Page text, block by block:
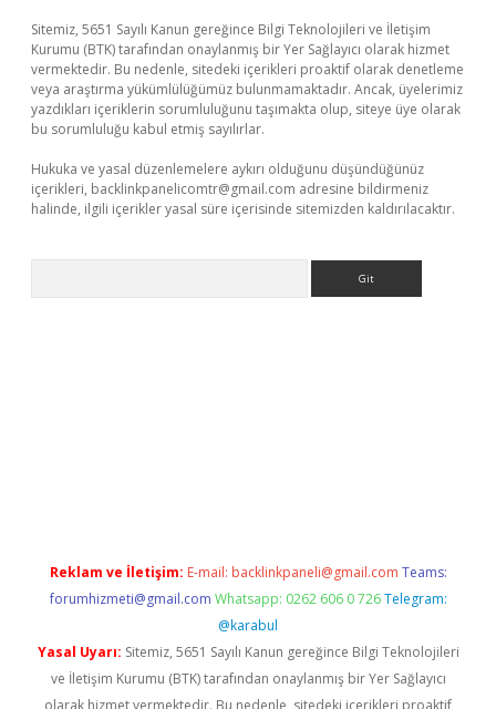
Sitemiz, 5651 Sayılı Kanun gereğince Bilgi Teknolojileri ve İletişim
Kurumu (BTK) tarafından onaylanmış bir Yer Sağlayıcı olarak hizmet
vermektedir. Bu nedenle, sitedeki içerikleri proaktif olarak denetleme
veya araştırma yükümlülüğümüz bulunmamaktadır. Ancak, üyelerimiz
yazdıkları içeriklerin sorumluluğunu taşımakta olup, siteye üye olarak
bu sorumluluğu kabul etmiş sayılırlar.
Hukuka ve yasal düzenlemelere aykırı olduğunu düşündüğünüz
içerikleri, backlinkpanelicomtr@gmail.com adresine bildirmeniz
halinde, ilgili içerikler yasal süre içerisinde sitemizden kaldırılacaktır.
Reklam ve İletişim: E-mail: backlinkpaneli@gmail.com Teams:
forumhizmeti@gmail.com Whatsapp: 0262 606 0 726 Telegram:
@karabul
Yasal Uyarı: Sitemiz, 5651 Sayılı Kanun gereğince Bilgi Teknolojileri
ve İletişim Kurumu (BTK) tarafından onaylanmış bir Yer Sağlayıcı
olarak hizmet vermektedir. Bu nedenle, sitedeki içerikleri proaktif